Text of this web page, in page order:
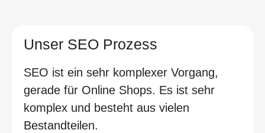
Unser SEO Prozess
SEO ist ein sehr komplexer Vorgang,
gerade für Online Shops. Es ist sehr
komplex und besteht aus vielen
Bestandteilen.